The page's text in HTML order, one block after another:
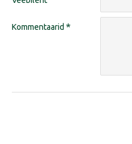
Kommentaarid